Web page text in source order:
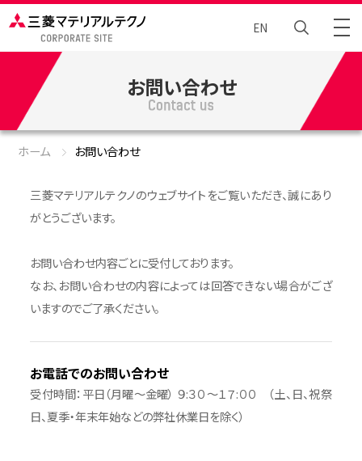
EN
トータルエンジニアリング
Brand Story
ニュース
サステナビリティ
お問い合わせ
お問い合わせ
ホーム お問い合わせ
三菱マテリアルテクノのウェブサイトをご覧いただき、誠にあり
がとうございます。
お問い合わせ内容ごとに受付しております。
なお、お問い合わせの内容によっては回答できない場合がござ
いますのでご了承ください。
お電話でのお問い合わせ
受付時間：平日（月曜～金曜） ９:３０～１７:００ （土、日、祝祭
日、夏季・年末年始などの弊社休業日を除く）